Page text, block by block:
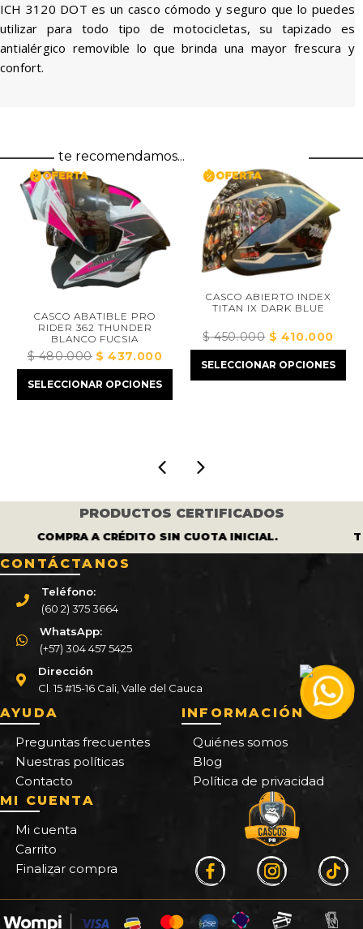
ICH 3120 DOT es un casco cómodo y seguro que lo puedes
utilizar para todo tipo de motocicletas, su tapizado es
antialérgico removible lo que brinda una mayor frescura y
confort.
te recomendamos...
CASCO ABATIBLE PRO
RIDER 362 THUNDER
BLANCO FUCSIA
$480.000 El
precio
original
$ 437.000El
precio
actual
SELECCIONAR OPCIONES
CASCO ABIERTO INDEX
TITAN IX DARK BLUE
$450.000 El
precio
original
$ 410.000El
SELECCIONAR OPCIONES
PRODUCTOS CERTIFICADOS
COMPRA A CRÉDITO SIN CUOTA INICIAL.
CONTÁCTANOS
Teléfono:
(60 2) 375 3664
WhatsApp:
(+57) 304 457 5425
Dirección
Cl. 15 #15-16 Cali, Valle del Cauca
AYUDA
Preguntas frecuentes
Nuestras políticas
Contacto
INFORMACIÓN
Quiénes somos
Blog
Política de privacidad
MI CUENTA
Mi cuenta
Carrito
Finalizar compra